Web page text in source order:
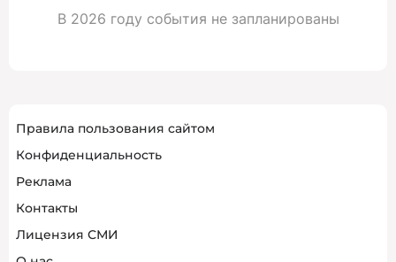
В 2026 году события не запланированы
Правила пользования сайтом
Конфиденциальность
Реклама
Контакты
Лицензия СМИ